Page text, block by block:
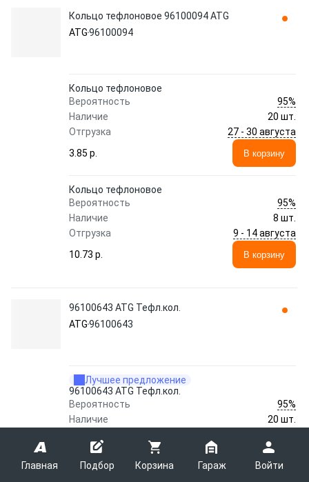
Главная Подбор Корзина Гараж Войти
Кольцо тефлоновое 96100094 ATG
ATG96100094
Кольцо тефлоновое
Вероятность
95%
Наличие
20 шт.
Отгрузка
27 - 30 августа
3.85 p.
В корзину
Кольцо тефлоновое
Вероятность
95%
Наличие
8 шт.
Отгрузка
9 - 14 августа
10.73 p.
В корзину
96100643 ATG Тефл.кол.
ATG96100643
Лучшее предложение
96100643 ATG Тефл.кол.
Вероятность
95%
Наличие
20 шт.
3.85 p.
В корзину